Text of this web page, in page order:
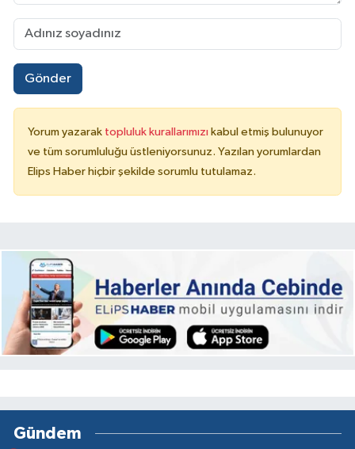
Gönder
Yorum yazarak topluluk kurallarımızı kabul etmiş bulunuyor
ve tüm sorumluluğu üstleniyorsunuz. Yazılan yorumlardan
Elips Haber hiçbir şekilde sorumlu tutulamaz.
Gündem